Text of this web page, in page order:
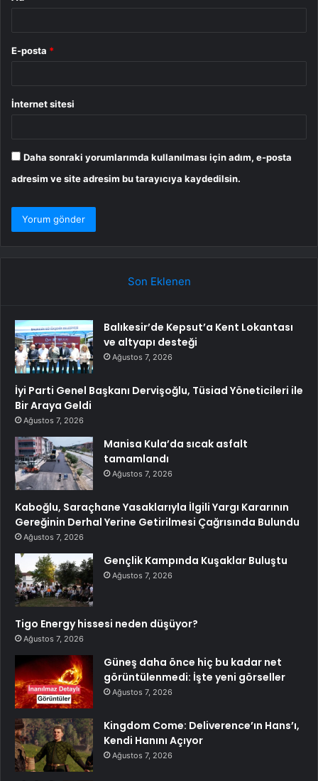
E-posta *
İnternet sitesi
Daha sonraki yorumlarımda kullanılması için adım, e-posta
adresim ve site adresim bu tarayıcıya kaydedilsin.
Son Eklenen
Balıkesir’de Kepsut’a Kent Lokantası
ve altyapı desteği
Ağustos 7, 2026
İyi Parti Genel Başkanı Dervişoğlu, Tüsiad Yöneticileri ile
Bir Araya Geldi
Ağustos 7, 2026
Manisa Kula’da sıcak asfalt
tamamlandı
Ağustos 7, 2026
Kaboğlu, Saraçhane Yasaklarıyla İlgili Yargı Kararının
Gereğinin Derhal Yerine Getirilmesi Çağrısında Bulundu
Ağustos 7, 2026
Gençlik Kampında Kuşaklar Buluştu
Ağustos 7, 2026
Tigo Energy hissesi neden düşüyor?
Ağustos 7, 2026
Güneş daha önce hiç bu kadar net
görüntülenmedi: İşte yeni görseller
Ağustos 7, 2026
Kingdom Come: Deliverence’ın Hans’ı,
Kendi Hanını Açıyor
Ağustos 7, 2026